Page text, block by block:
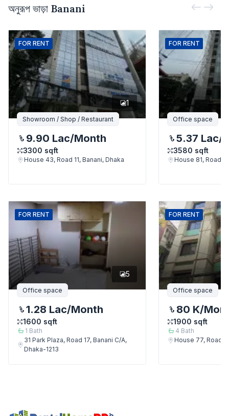
অনুরূপ ভাড়া Banani
FOR RENT
1
Showroom / Shop / Restaurant
9.90 Lac/Month
3300 sqft
House 43, Road 11, Banani, Dhaka
FOR RENT
Office space
5.37 Lac/
3580 sqft
House 81, Road
FOR RENT
5
Office space
1.28 Lac/Month
1600 sqft
1 Bath
31 Park Plaza, Road 17, Banani C/A,
Dhaka-1213
FOR RENT
Office space
80 K/
1900 sqft
4 Bath
House 77, Road